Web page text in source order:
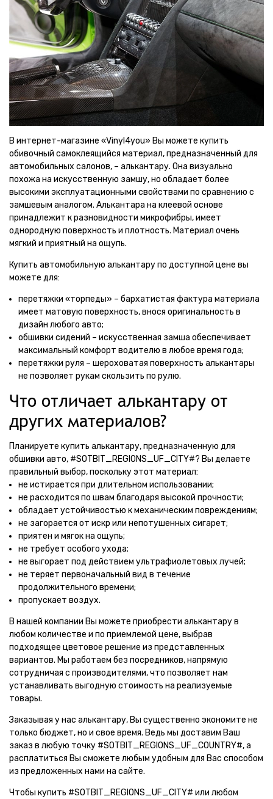
В интернет-магазине «Vinyl4you» Вы можете купить
обивочный самоклеящийся материал, предназначенный для
автомобильных салонов, – алькантару. Она визуально
похожа на искусственную замшу, но обладает более
высокими эксплуатационными свойствами по сравнению с
замшевым аналогом. Алькантара на клеевой основе
принадлежит к разновидности микрофибры, имеет
однородную поверхность и плотность. Материал очень
мягкий и приятный на ощупь.
Купить автомобильную алькантару по доступной цене вы
можете для:
перетяжки «торпеды» – бархатистая фактура материала
имеет матовую поверхность, внося оригинальность в
дизайн любого авто;
обшивки сидений – искусственная замша обеспечивает
максимальный комфорт водителю в любое время года;
перетяжки руля – шероховатая поверхность алькантары
не позволяет рукам скользить по рулю.
Что отличает алькантару от
других материалов?
Планируете купить алькантару, предназначенную для
обшивки авто, #SOTBIT_REGIONS_UF_CITY#? Вы делаете
правильный выбор, поскольку этот материал:
не истирается при длительном использовании;
не расходится по швам благодаря высокой прочности;
обладает устойчивостью к механическим повреждениям;
не загорается от искр или непотушенных сигарет;
приятен и мягок на ощупь;
не требует особого ухода;
не выгорает под действием ультрафиолетовых лучей;
не теряет первоначальный вид в течение
продолжительного времени;
пропускает воздух.
В нашей компании Вы можете приобрести алькантару в
любом количестве и по приемлемой цене, выбрав
подходящее цветовое решение из представленных
вариантов. Мы работаем без посредников, напрямую
сотрудничая с производителями, что позволяет нам
устанавливать выгодную стоимость на реализуемые
товары.
Заказывая у нас алькантару, Вы существенно экономите не
только бюджет, но и свое время. Ведь мы доставим Ваш
заказ в любую точку #SOTBIT_REGIONS_UF_COUNTRY#, а
расплатиться Вы сможете любым удобным для Вас способом
из предложенных нами на сайте.
Чтобы купить #SOTBIT_REGIONS_UF_CITY# или любом